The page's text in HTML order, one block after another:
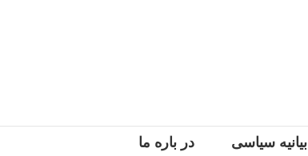
بیانیه سیاسی
در باره ما